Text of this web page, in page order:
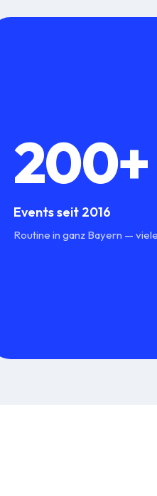
200+
Events seit 2016
Routine in ganz Bayern —